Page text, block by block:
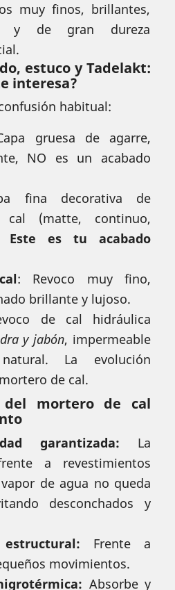
muy finos, brillantes,
y de gran dureza
estuco y Tadelakt:
interesa?
habitual:
gruesa de agarre,
NO es un acabado
fina decorativa de
(matte, continuo,
Este es tu acabado
: Revoco muy fino,
brillante y lujoso.
de cal hidráulica
y jabón, impermeable
La evolución
de cal.
del mortero de cal
garantizada: La
a revestimientos
de agua no queda
desconchados y
Frente a
movimientos.
Absorbe y